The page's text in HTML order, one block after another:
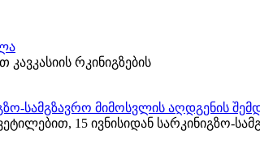
რკინიგზების
სამგზავრო მიმოსვლის აღდგენის
15 ივნისიდან სარკინიგზო-